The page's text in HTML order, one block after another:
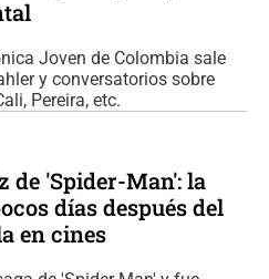
Joven de Colombia sale
y conversatorios sobre
Pereira, etc.
de 'Spider-Man': la
días después del
en cines